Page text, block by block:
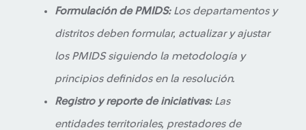
Formulación de PMIDS:Los departamentos y
distritos deben formular, actualizar y ajustar
los PMIDS siguiendo la metodología y
principios definidos en la resolución.
Registro y reporte de iniciativas:Las
entidades territoriales, prestadores de